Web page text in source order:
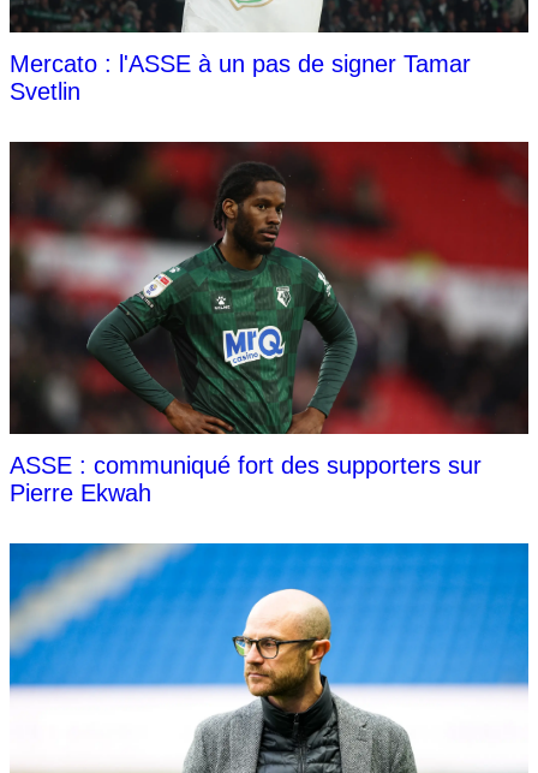
Mercato : l'ASSE à un pas de signer Tamar
Svetlin
ASSE : communiqué fort des supporters sur
Pierre Ekwah